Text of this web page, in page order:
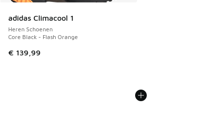
adidas Climacool 1
Heren Schoenen
Core Black - Flash Orange
€ 139,99